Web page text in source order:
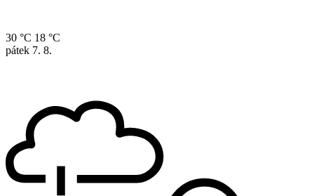
30 °C 18 °C
pátek 7. 8.